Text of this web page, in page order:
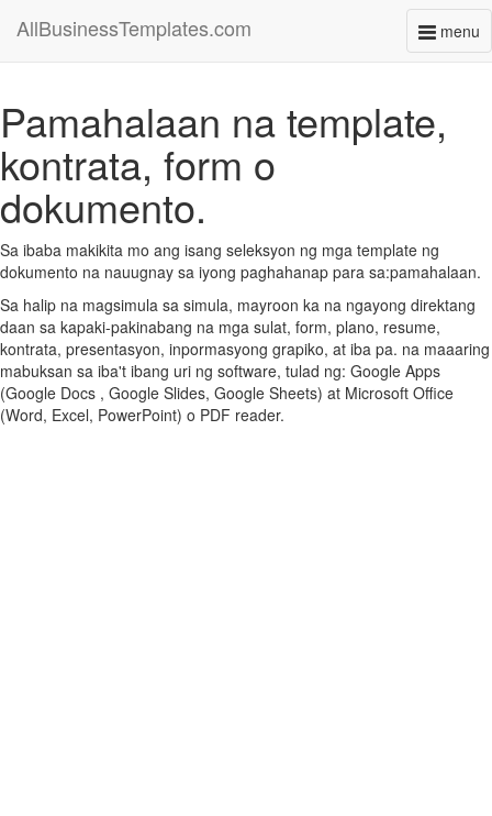
menu
AllBusinessTemplates.com
Pamahalaan na template,
kontrata, form o
dokumento.
Sa ibaba makikita mo ang isang seleksyon ng mga template ng
dokumento na nauugnay sa iyong paghahanap para sa:pamahalaan.
Sa halip na magsimula sa simula, mayroon ka na ngayong direktang
daan sa kapaki-pakinabang na mga sulat, form, plano, resume,
kontrata, presentasyon, inpormasyong grapiko, at iba pa. na maaaring
mabuksan sa iba't ibang uri ng software, tulad ng: Google Apps
(Google Docs , Google Slides, Google Sheets) at Microsoft Office
(Word, Excel, PowerPoint) o PDF reader.